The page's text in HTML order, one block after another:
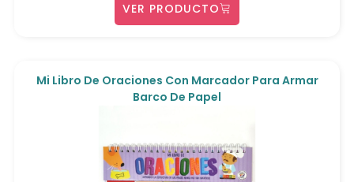
VER PRODUCTO
Mi Libro De Oraciones Con Marcador Para Armar
Barco De Papel